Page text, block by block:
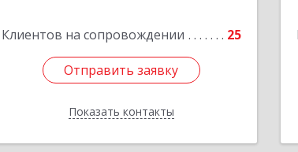
Клиентов на сопровождении 25
Отправить заявку
Показать контакты
Подробнее